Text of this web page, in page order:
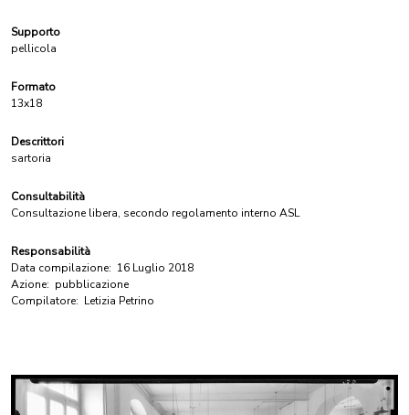
Supporto
pellicola
Formato
13x18
Descrittori
sartoria
Consultabilità
Consultazione libera, secondo regolamento interno ASL
Responsabilità
Data compilazione: 16 Luglio 2018
Azione: pubblicazione
Compilatore: Letizia Petrino